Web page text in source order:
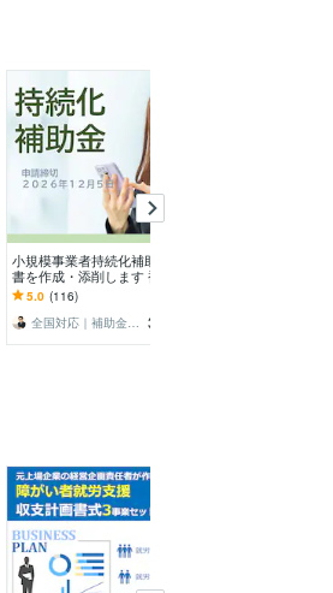
小規模事業者持続化補助金の計画
書を作成・添削します 補助金サ
ポート歴10年、毎回10～20社程
度のお客様が採択
5.0 (116)
全国対応｜補助金コンシェルジュ練馬 35,000